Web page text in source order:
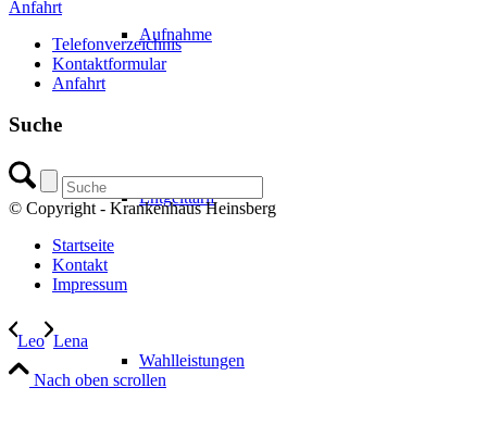
Aufnahme
Entgelttarif
Wahlleistungen
Anfahrt
Telefonverzeichnis
Kontaktformular
Anfahrt
Suche
© Copyright - Krankenhaus Heinsberg
Startseite
Kontakt
Impressum
Leo Lena
Nach oben scrollen